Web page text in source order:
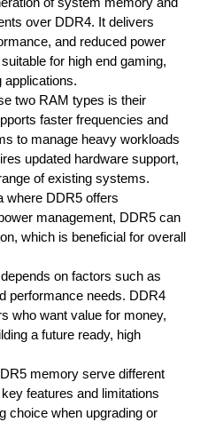
over DDR4. It delivers
and reduced power
for high end gaming,
applications.
two RAM types is their
faster frequencies and
to manage heavy workloads
updated hardware support,
of existing systems.
where DDR5 offers
management, DDR5 can
which is beneficial for overall
on factors such as
performance needs. DDR4
who want value for money,
a future ready, high
memory serve different
features and limitations
choice when upgrading or